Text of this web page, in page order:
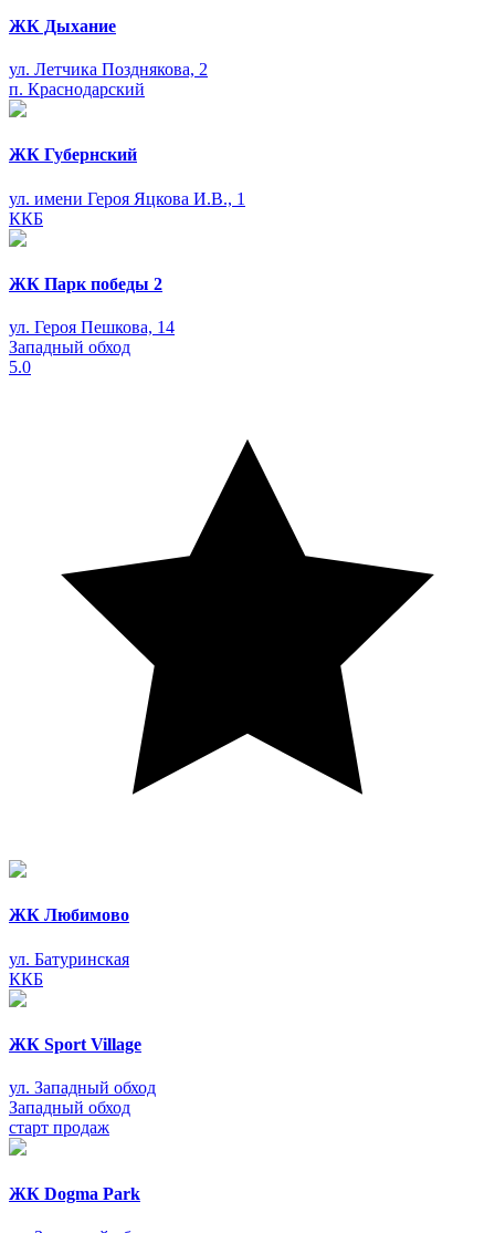
ЖК Дыхание
ул. Летчика Позднякова, 2
п. Краснодарский
ЖК Губернский
ул. имени Героя Яцкова И.В., 1
ККБ
ЖК Парк победы 2
ул. Героя Пешкова, 14
Западный обход
5.0
ЖК Любимово
ул. Батуринская
ККБ
ЖК Sport Village
ул. Западный обход
Западный обход
старт продаж
ЖК Dogma Park